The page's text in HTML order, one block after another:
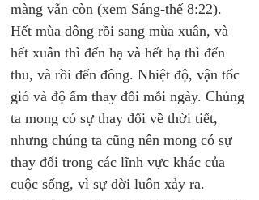
màng vẫn còn (xem Sáng-thế 8:22).
Hết mùa đông rồi sang mùa xuân, và
hết xuân thì đến hạ và hết hạ thì đến
thu, và rồi đến đông. Nhiệt độ, vận tốc
gió và độ ẩm thay đổi mỗi ngày. Chúng
ta mong có sự thay đổi về thời tiết,
nhưng chúng ta cũng nên mong có sự
thay đổi trong các lĩnh vực khác của
cuộc sống, vì sự đời luôn xảy ra.